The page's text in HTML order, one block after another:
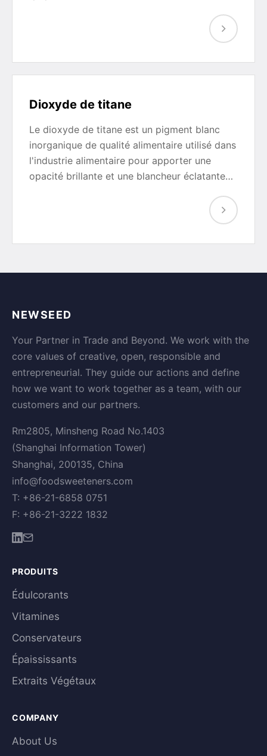
Dioxyde de titane
Le dioxyde de titane est un pigment blanc
inorganique de qualité alimentaire utilisé dans
l'industrie alimentaire pour apporter une
opacité brillante et une blancheur éclatante…
NEWSEED
Your Partner in Trade and Beyond. We work with the
core values of creative, open, responsible and
entrepreneurial. They guide our actions and define
how we want to work together as a team, with our
customers and our partners.
Rm2805, Minsheng Road No.1403
(Shanghai Information Tower)
Shanghai, 200135, China
info@foodsweeteners.com
T: +86-21-6858 0751
F: +86-21-3222 1832
PRODUITS
Édulcorants
Vitamines
Conservateurs
Épaississants
Extraits Végétaux
COMPANY
About Us